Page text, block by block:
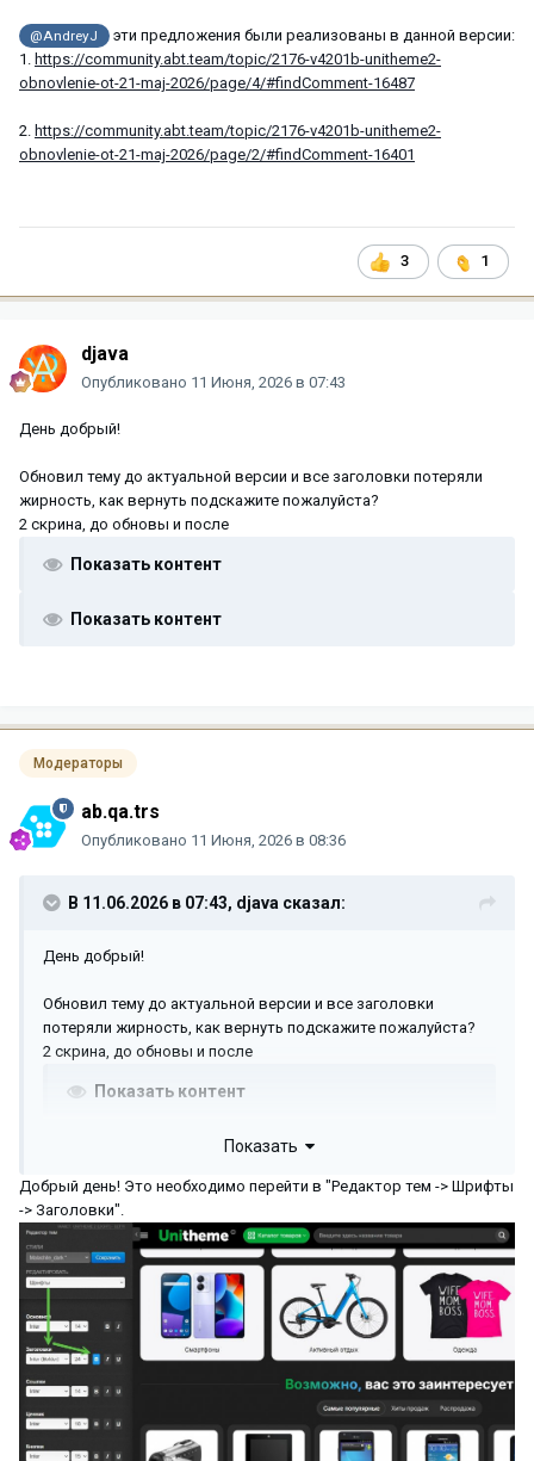
@AndreyJ
эти предложения были реализованы в данной версии:
1. https://community.abt.team/topic/2176-v4201b-unitheme2-
obnovlenie-ot-21-maj-2026/page/4/#findComment-16487
2. https://community.abt.team/topic/2176-v4201b-unitheme2-
obnovlenie-ot-21-maj-2026/page/2/#findComment-16401
3 1
djava
Опубликовано 11 Июня, 2026 в 07:43
День добрый!
Обновил тему до актуальной версии и все заголовки потеряли
жирность, как вернуть подскажите пожалуйста?
2 скрина, до обновы и после
Показать контент
Показать контент
Модераторы
ab.qa.trs
Опубликовано 11 Июня, 2026 в 08:36
В 11.06.2026 в 07:43, djava сказал:
День добрый!
Обновил тему до актуальной версии и все заголовки
потеряли жирность, как вернуть подскажите пожалуйста?
2 скрина, до обновы и после
Показать контент
Показать
Добрый день! Это необходимо перейти в "Редактор тем -> Шрифты
-> Заголовки".